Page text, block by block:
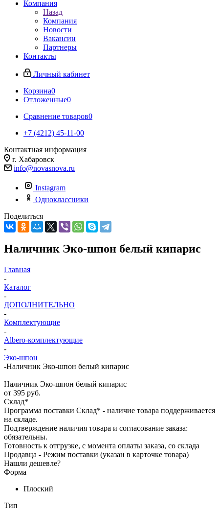
Компания
Назад
Компания
Новости
Вакансии
Партнеры
Контакты
Личный кабинет
Корзина0
Отложенные0
Сравнение товаров0
+7 (4212) 45-11-00
Контактная информация
г. Хабаровск
info@novasnova.ru
Instagram
Одноклассники
Поделиться
Наличник Эко-шпон белый кипарис
Главная
-
Каталог
-
ДОПОЛНИТЕЛЬНО
-
Комплектующие
-
Albero-комплектующие
-
Эко-шпон
-Наличник Эко-шпон белый кипарис
Наличник Эко-шпон белый кипарис
от 395 руб.
Склад*
Программа поставки Склад* - наличие товара поддерживается
на складе.
Подтверждение наличия товара и согласование заказа:
обязательны.
Готовность к отгрузке, с момента оплаты заказа, со склада
Продавца - Режим поставки (указан в карточке товара)
Нашли дешевле?
Форма
Плоский
Тип